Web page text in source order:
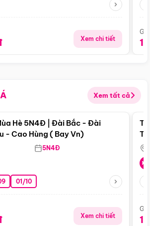
Xem chi tiết
Xem tất cả
Điểm nổi bật
Hè 5N4Đ | Đài Bắc - Đài
- Cao Hùng ( Bay Vn)
5N4Đ
01/10
Xem chi tiết